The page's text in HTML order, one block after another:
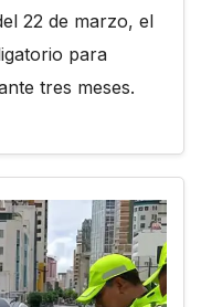
22 de marzo, el
para
tres meses.